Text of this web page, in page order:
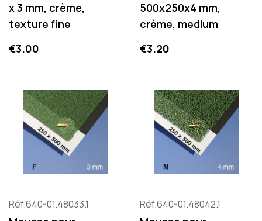
x 3 mm, crème,
texture fine
Price
€3.00
500x250x4 mm,
crème, medium
Price
€3.20
Réf.640-01.48033.1 Réf.640-01.48042.1